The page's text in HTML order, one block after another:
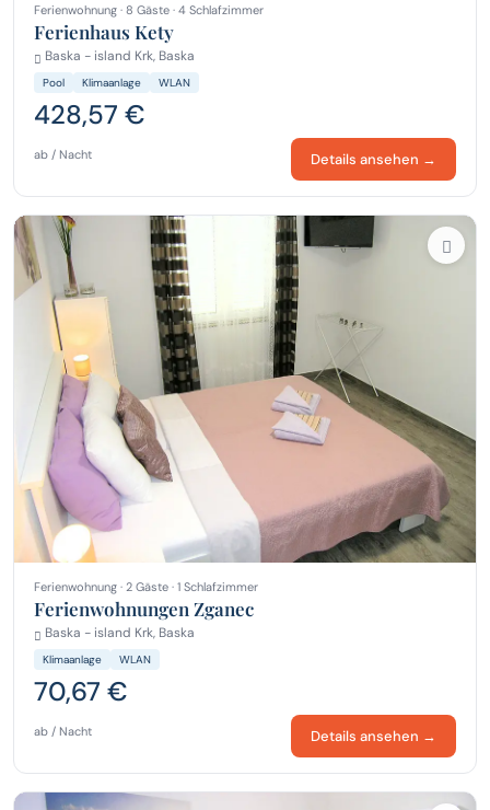
Ferienwohnung · 8 Gäste · 4 Schlafzimmer
Ferienhaus Kety
Baska - island Krk, Baska
Pool Klimaanlage WLAN
428,57 €
ab / Nacht Details ansehen →
Ferienwohnung · 2 Gäste · 1 Schlafzimmer
Ferienwohnungen Zganec
Baska - island Krk, Baska
Klimaanlage WLAN
70,67 €
ab / Nacht Details ansehen →